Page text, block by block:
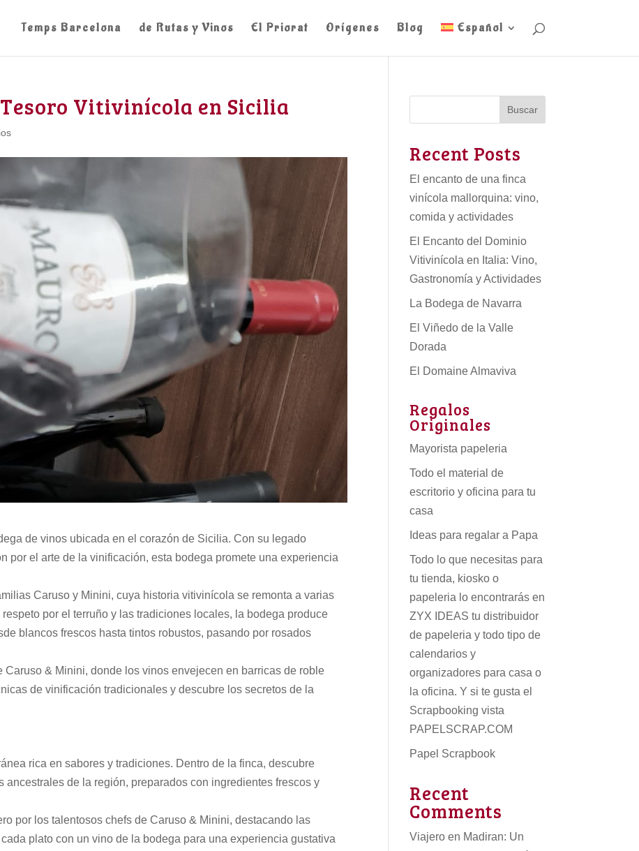
Temps Barcelona de Rutas y Vinos El Priorat Orígenes Blog Español
Vitivinícola en Sicilia
de vinos ubicada en el corazón de Sicilia. Con su legado
por el arte de la vinificación, esta bodega promete una experiencia
Caruso y Minini, cuya historia vitivinícola se remonta a varias
por el terruño y las tradiciones locales, la bodega produce
blancos frescos hasta tintos robustos, pasando por rosados
& Minini, donde los vinos envejecen en barricas de roble
de vinificación tradicionales y descubre los secretos de la
rica en sabores y tradiciones. Dentro de la finca, descubre
de la región, preparados con ingredientes frescos y
por los talentosos chefs de Caruso & Minini, destacando las
plato con un vino de la bodega para una experiencia gustativa
Buscar
Recent Posts
El encanto de una finca
vinícola mallorquina: vino,
comida y actividades
El Encanto del Dominio
Vitivinícola en Italia: Vino,
Gastronomía y Actividades
La Bodega de Navarra
El Viñedo de la Valle
Dorada
El Domaine Almaviva
Regalos
Originales
Mayorista papeleria
Todo el material de
escritorio y oficina para tu
casa
Ideas para regalar a Papa
Todo lo que necesitas para
tu tienda, kiosko o
papeleria lo encontrarás en
ZYX IDEAS tudistribuidor
de papeleria y todo tipo de
calendarios y
organizadores para casa o
la oficina. Y si te gusta el
Scrapbooking vista
PAPELSCRAP.COM
Papel Scrapbook
Recent
Comments
Viajero en Madiran: Un